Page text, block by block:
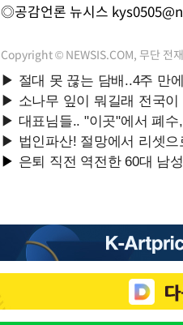
◎공감언론 뉴시스
Copyright © NEWSIS.COM, 무단 전